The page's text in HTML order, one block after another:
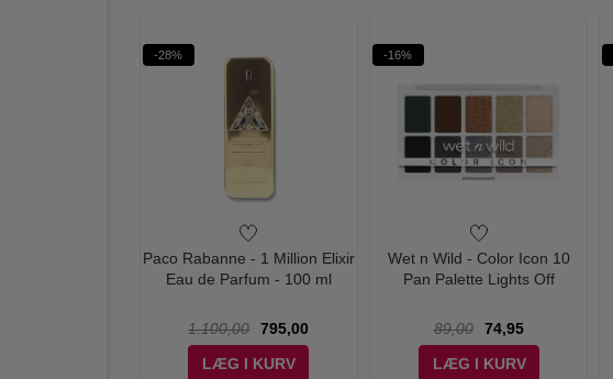
-28%
Paco Rabanne - 1 Million Elixir
Eau de Parfum - 100 ml
1.100,00
795,00
LÆG I KURV
-16%
Wet n Wild - Color Icon 10
Pan Palette Lights Off
89,00
74,95
LÆG I KURV